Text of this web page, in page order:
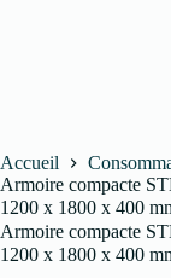
Accueil
Armoire compacte
1200 x 1800 x 400
Armoire compacte
1200 x 1800 x 400